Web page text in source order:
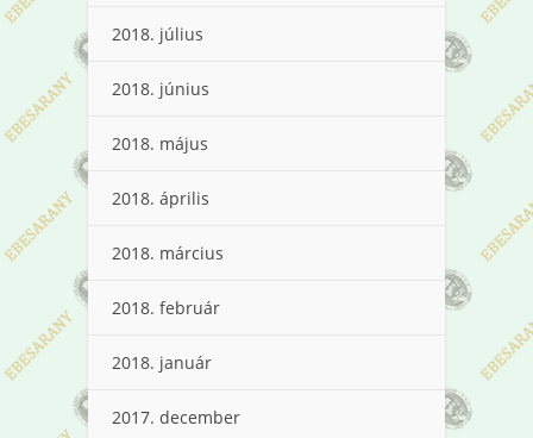
2018. július
2018. június
2018. május
2018. április
2018. március
2018. február
2018. január
2017. december